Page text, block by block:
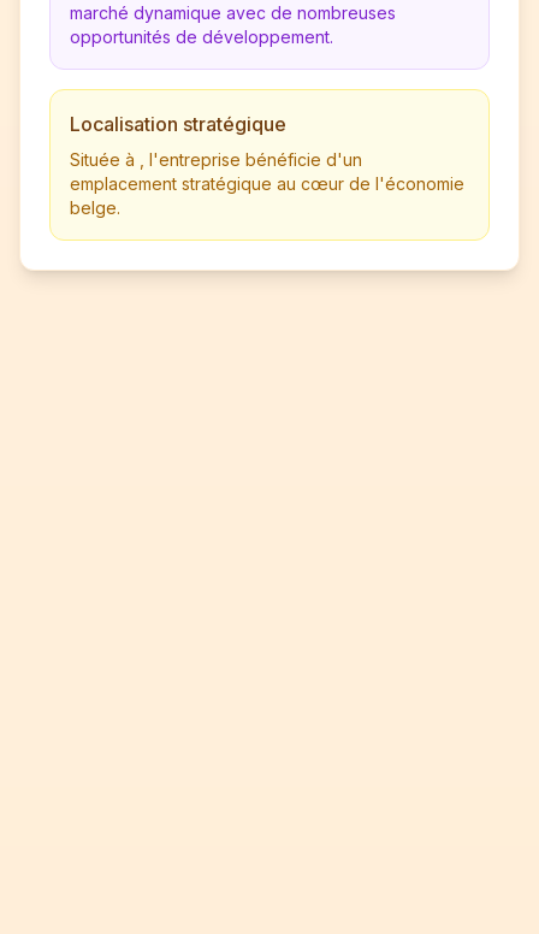
marché dynamique avec de nombreuses
opportunités de développement.
Localisation stratégique
Située à , l'entreprise bénéficie d'un
emplacement stratégique au cœur de l'économie
belge.